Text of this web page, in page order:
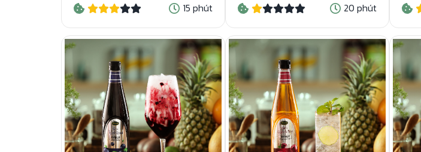
15 phút 20 phút